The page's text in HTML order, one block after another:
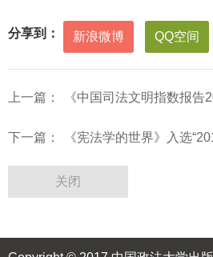
分享到： 新浪微博 QQ空间
上一篇：
下一篇：
关闭